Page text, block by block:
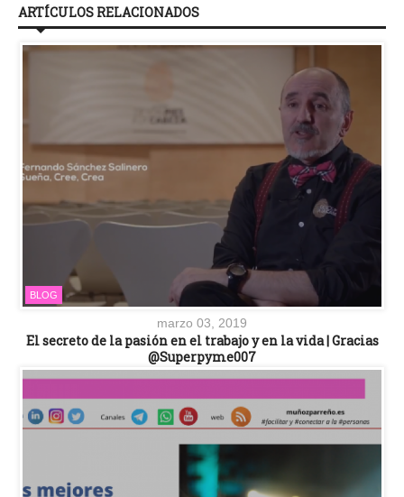
ARTÍCULOS RELACIONADOS
BLOG
marzo 03, 2019
El secreto de la pasión en el trabajo y en la vida | Gracias
@Superpyme007